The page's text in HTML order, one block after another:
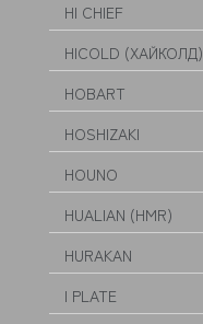
HI CHIEF
HICOLD (ХАЙКОЛД)
HOBART
HOSHIZAKI
HOUNO
HUALIAN (HMR)
HURAKAN
I PLATE